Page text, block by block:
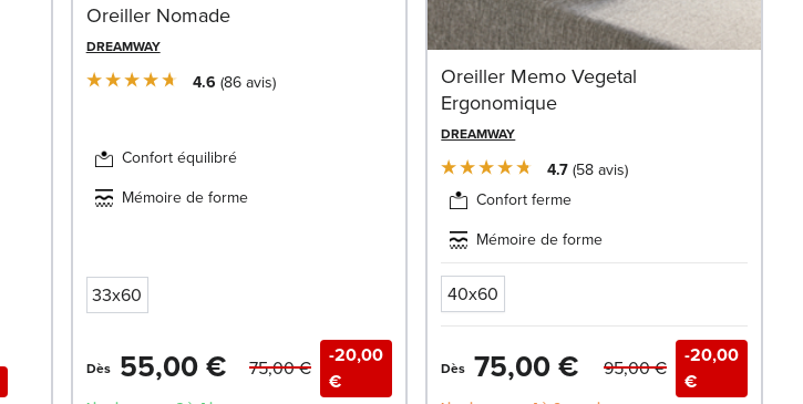
Oreiller Nomade
DREAMWAY
4.6 86avis
Confort équilibré
Mémoire de forme
33x60
Dès 55,00 €
-20,00
€
75,00 €
Oreiller Memo Vegetal
Ergonomique
DREAMWAY
4.7 58avis
Confort ferme
Mémoire de forme
40x60
Dès 75,00 €
-20,00
€
95,00 €